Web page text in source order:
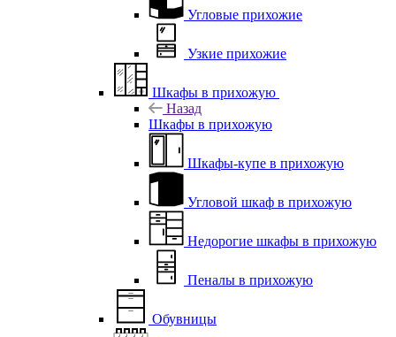
Угловые прихожие
Узкие прихожие
Шкафы в прихожую
Назад
Шкафы в прихожую
Шкафы-купе в прихожую
Угловой шкаф в прихожую
Недорогие шкафы в прихожую
Пеналы в прихожую
Обувницы